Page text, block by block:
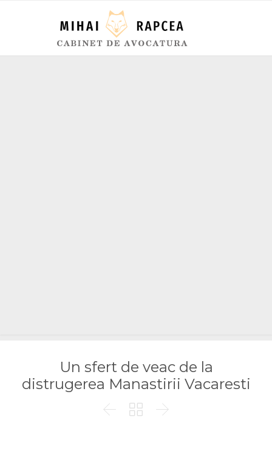
Un sfert de veac de la
distrugerea Manastirii Vacaresti
  